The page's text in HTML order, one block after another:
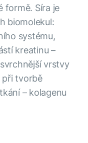
formě. Síra je
biomolekul:
systému,
kreatinu –
vrstvy
při tvorbě
– kolagenu